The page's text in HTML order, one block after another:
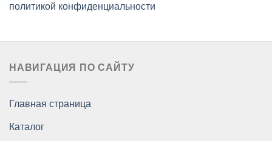
политикой конфиденциальности
НАВИГАЦИЯ ПО САЙТУ
Главная страница
Каталог